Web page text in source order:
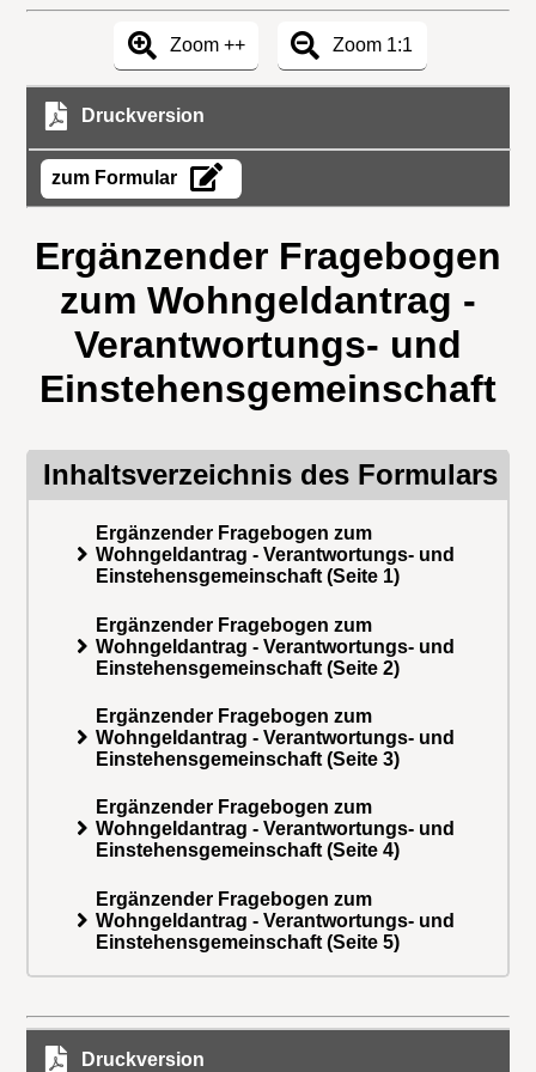
Zoom ++ Zoom 1:1
Druckversion
zum Formular
Ergänzender Fragebogen
zum Wohngeldantrag -
Verantwortungs- und
Einstehensgemeinschaft
Inhaltsverzeichnis des Formulars
Ergänzender Fragebogen zum
Wohngeldantrag - Verantwortungs- und
Einstehensgemeinschaft (Seite 1)
Ergänzender Fragebogen zum
Wohngeldantrag - Verantwortungs- und
Einstehensgemeinschaft (Seite 2)
Ergänzender Fragebogen zum
Wohngeldantrag - Verantwortungs- und
Einstehensgemeinschaft (Seite 3)
Ergänzender Fragebogen zum
Wohngeldantrag - Verantwortungs- und
Einstehensgemeinschaft (Seite 4)
Ergänzender Fragebogen zum
Wohngeldantrag - Verantwortungs- und
Einstehensgemeinschaft (Seite 5)
Druckversion